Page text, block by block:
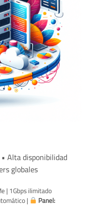
Alta disponibilidad
globales
| 1Gbps ilimitado
| Panel: